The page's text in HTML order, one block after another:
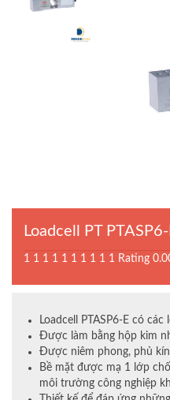
Loadcell PT PTASP6-
1 1 1 1 1 1 1 1 1 1 Rating
Loadcell PTASP6-E có
Được làm bằng hộp kim
Được niêm phong, phủ
Bề mặt được mạ 1 lớp
môi trường công nghiệp